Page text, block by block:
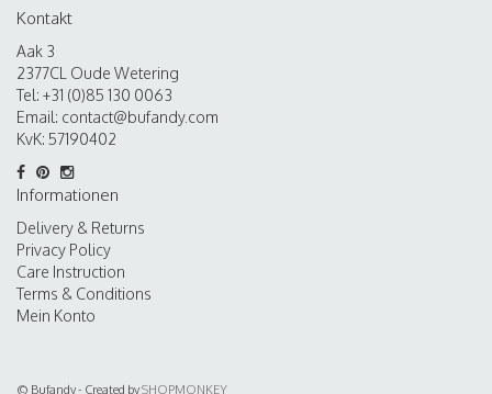
Kontakt
Aak 3
2377CL Oude Wetering
Tel: +31 (0)85 130 0063
Email: contact@bufandy.com
KvK: 57190402
Informationen
Delivery & Returns
Privacy Policy
Care Instruction
Terms & Conditions
Mein Konto
© Bufandy - Created bySHOPMONKEY